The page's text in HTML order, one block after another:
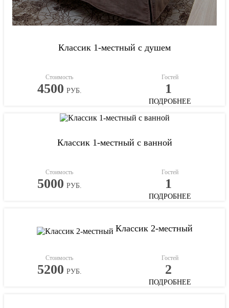
Классик 1-местный с душем
Стоимость
4500 РУБ.
Гостей
1
ПОДРОБНЕЕ
Классик 1-местный с ванной
Стоимость
5000 РУБ.
Гостей
1
ПОДРОБНЕЕ
Классик 2-местный
Стоимость
5200 РУБ.
Гостей
2
ПОДРОБНЕЕ